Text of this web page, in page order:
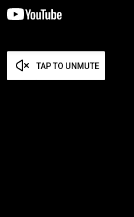
TAP TO UNMUTE